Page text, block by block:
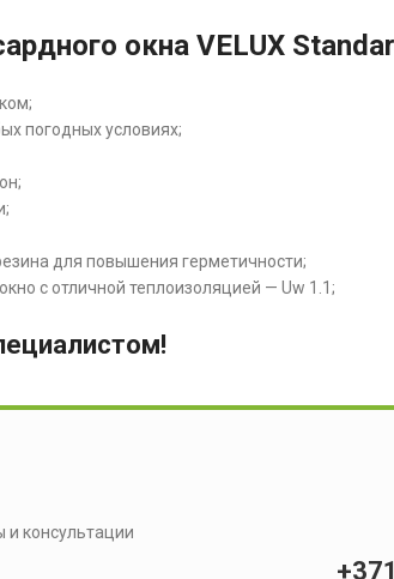
окна VELUX
погодных условиях;
для повышения герметичности;
с отличной теплоизоляцией — Uw 1.1;
консультации